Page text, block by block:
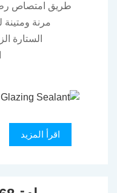
طريق امتصاص
مرنة ومتينة
الستارة
اقرأ المزيد